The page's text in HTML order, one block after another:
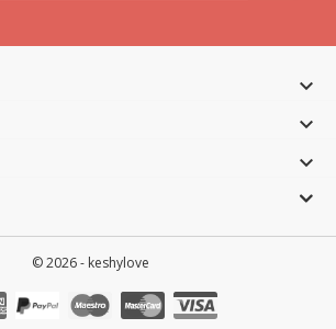



© 2026 - keshylove